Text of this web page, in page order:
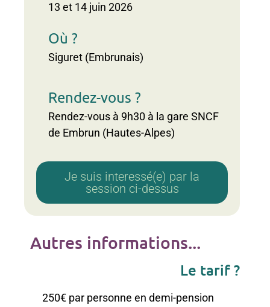
13 et 14 juin 2026
Où ?
Siguret (Embrunais)
Rendez-vous ?
Rendez-vous à 9h30 à la gare SNCF
de Embrun (Hautes-Alpes)
Je suis interessé(e) par la
session ci-dessus
Autres informations...
Le tarif ?
250€ par personne en demi-pension